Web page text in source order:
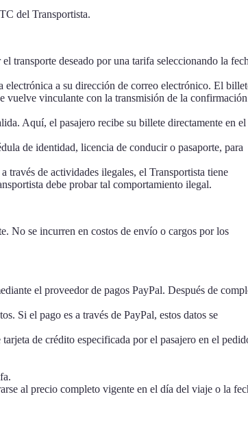
del Transportista.
transporte deseado por una tarifa seleccionando la
electrónica a su dirección de correo electrónico. El
vuelve vinculante con la transmisión de la
Aquí, el pasajero recibe su billete directamente en el
de identidad, licencia de conducir o pasaporte, para
través de actividades ilegales, el Transportista tiene
debe probar tal comportamiento ilegal.
No se incurren en costos de envío o cargos por los
el proveedor de pagos PayPal. Después de
Si el pago es a través de PayPal, estos datos se
de crédito especificada por el pasajero en el
al precio completo vigente en el día del viaje o la